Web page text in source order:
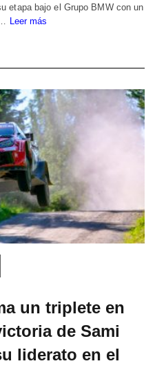
etapa bajo el Grupo BMW con un
Leer más
un triplete en
de Sami
liderato en el